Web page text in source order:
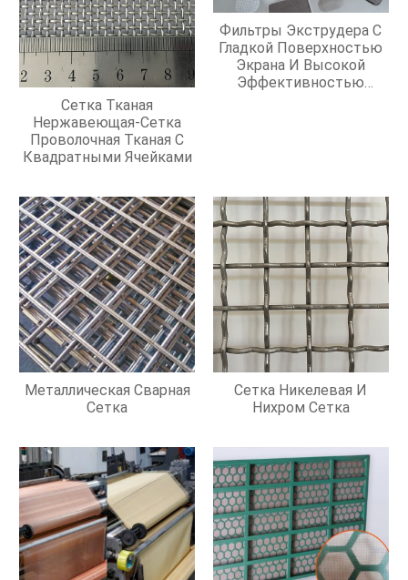
Сетка Тканая
Нержавеющая-Сетка
Проволочная Тканая С
Квадратными Ячейками
Фильтры Экструдера С
Гладкой Поверхностью
Экрана И Высокой
Эффективностью
Металлическая Сварная
Сетка
Сетка Никелевая И
Нихром Сетка